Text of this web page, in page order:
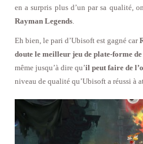
en a surpris plus d’un par sa qualité,
Rayman Legends
Eh bien, le pari d’Ubisoft est gagné car
doute le meilleur jeu de plate-forme de
même jusqu’à dire qu’il peut faire de
niveau de qualité qu’Ubisoft a réussi à